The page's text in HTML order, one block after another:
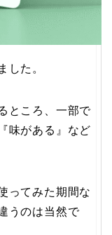
した。
ところ、一部で
味がある』など
ってみた期間な
うのは当然で